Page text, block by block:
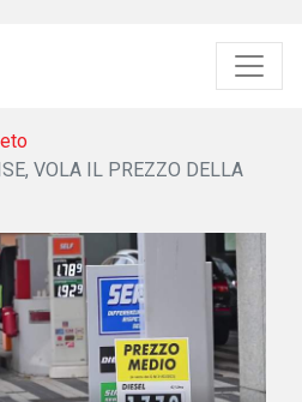
VOLA IL PREZZO DELLA